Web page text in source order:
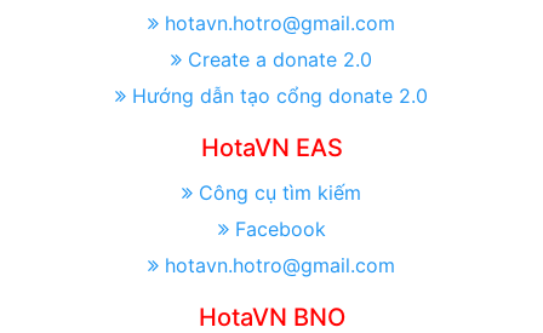
hotavn.hotro@gmail.com
Create a donate 2.0
Hướng dẫn tạo cổng donate 2.0
HotaVN EAS
Công cụ tìm kiếm
Facebook
hotavn.hotro@gmail.com
HotaVN BNO